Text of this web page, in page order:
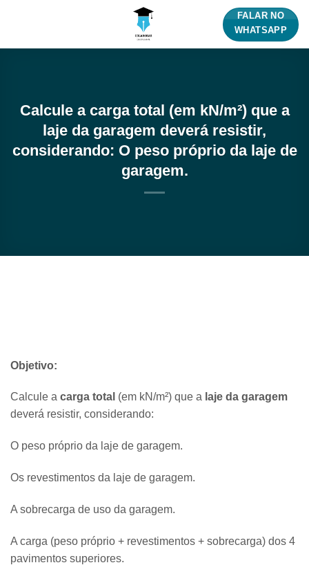
FALAR NO
WHATSAPP
Calcule a carga total (em kN/m²) que a
laje da garagem deverá resistir,
considerando: O peso próprio da laje de
garagem.
Objetivo:
Calcule a carga total (em kN/m²) que a laje da garagem
deverá resistir, considerando:
O peso próprio da laje de garagem.
Os revestimentos da laje de garagem.
A sobrecarga de uso da garagem.
A carga (peso próprio + revestimentos + sobrecarga) dos 4
pavimentos superiores.